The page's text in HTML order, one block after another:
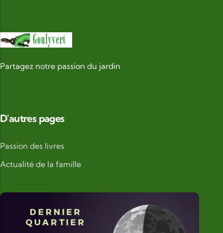
Partagez notre passion du jardin
D'autres pages
Passion des livres
Actualité de la famille